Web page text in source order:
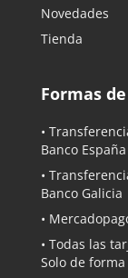
Novedades
Tienda
Formas
•
Banco España
•
Banco Galicia
•
• Todas las
Solo de